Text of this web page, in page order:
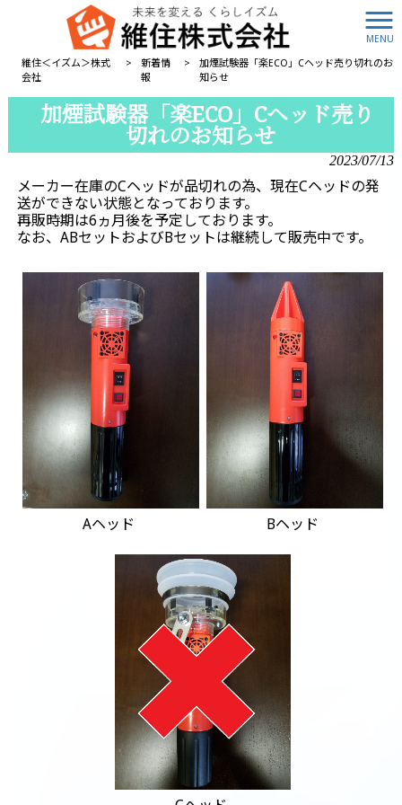
MENU
維住＜イズム＞株式
会社
>
新着情
報
>
加煙試験器「楽ECO」Cヘッド売り切れのお
知らせ
加煙試験器「楽ECO」Cヘッド売り
切れのお知らせ
2023/07/13
メーカー在庫のCヘッドが品切れの為、現在Cヘッドの発
送ができない状態となっております。
再販時期は6ヵ月後を予定しております。
なお、ABセットおよびBセットは継続して販売中です。
Aヘッド Bヘッド